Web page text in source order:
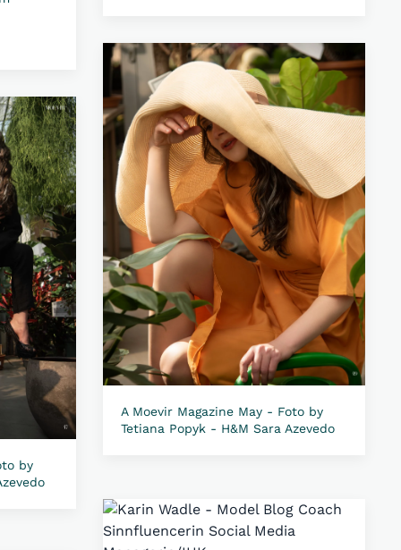
by
A Moevir Magazine May - Foto by
Tetiana Popyk - H&M Sara Azevedo